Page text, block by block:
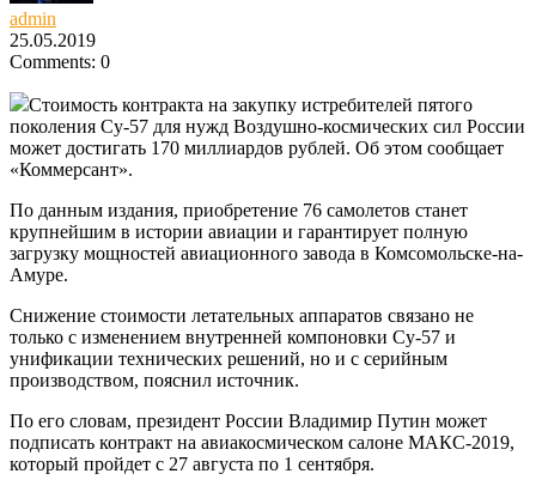
admin
25.05.2019
Comments: 0
Стоимость контракта на закупку истребителей пятого
поколения Су-57 для нужд Воздушно-космических сил России
может достигать 170 миллиардов рублей. Об этом сообщает
«Коммерсант».
По данным издания, приобретение 76 самолетов станет
крупнейшим в истории авиации и гарантирует полную
загрузку мощностей авиационного завода в Комсомольске-на-
Амуре.
Снижение стоимости летательных аппаратов связано не
только с изменением внутренней компоновки Су-57 и
унификации технических решений, но и с серийным
производством, пояснил источник.
По его словам, президент России Владимир Путин может
подписать контракт на авиакосмическом салоне МАКС-2019,
который пройдет с 27 августа по 1 сентября.